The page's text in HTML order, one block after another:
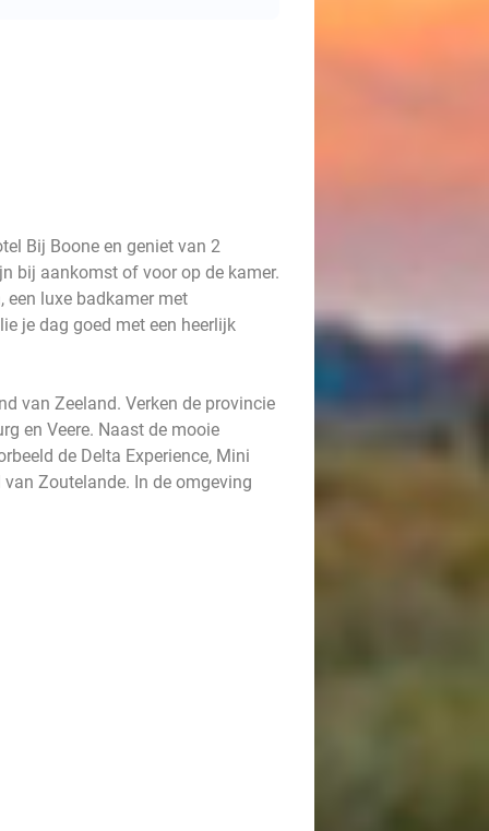
Bij Boone en geniet van 2
bij aankomst of voor op de kamer.
een luxe badkamer met
je dag goed met een heerlijk
van Zeeland. Verken de provincie
en Veere. Naast de mooie
de Delta Experience, Mini
Zoutelande. In de omgeving